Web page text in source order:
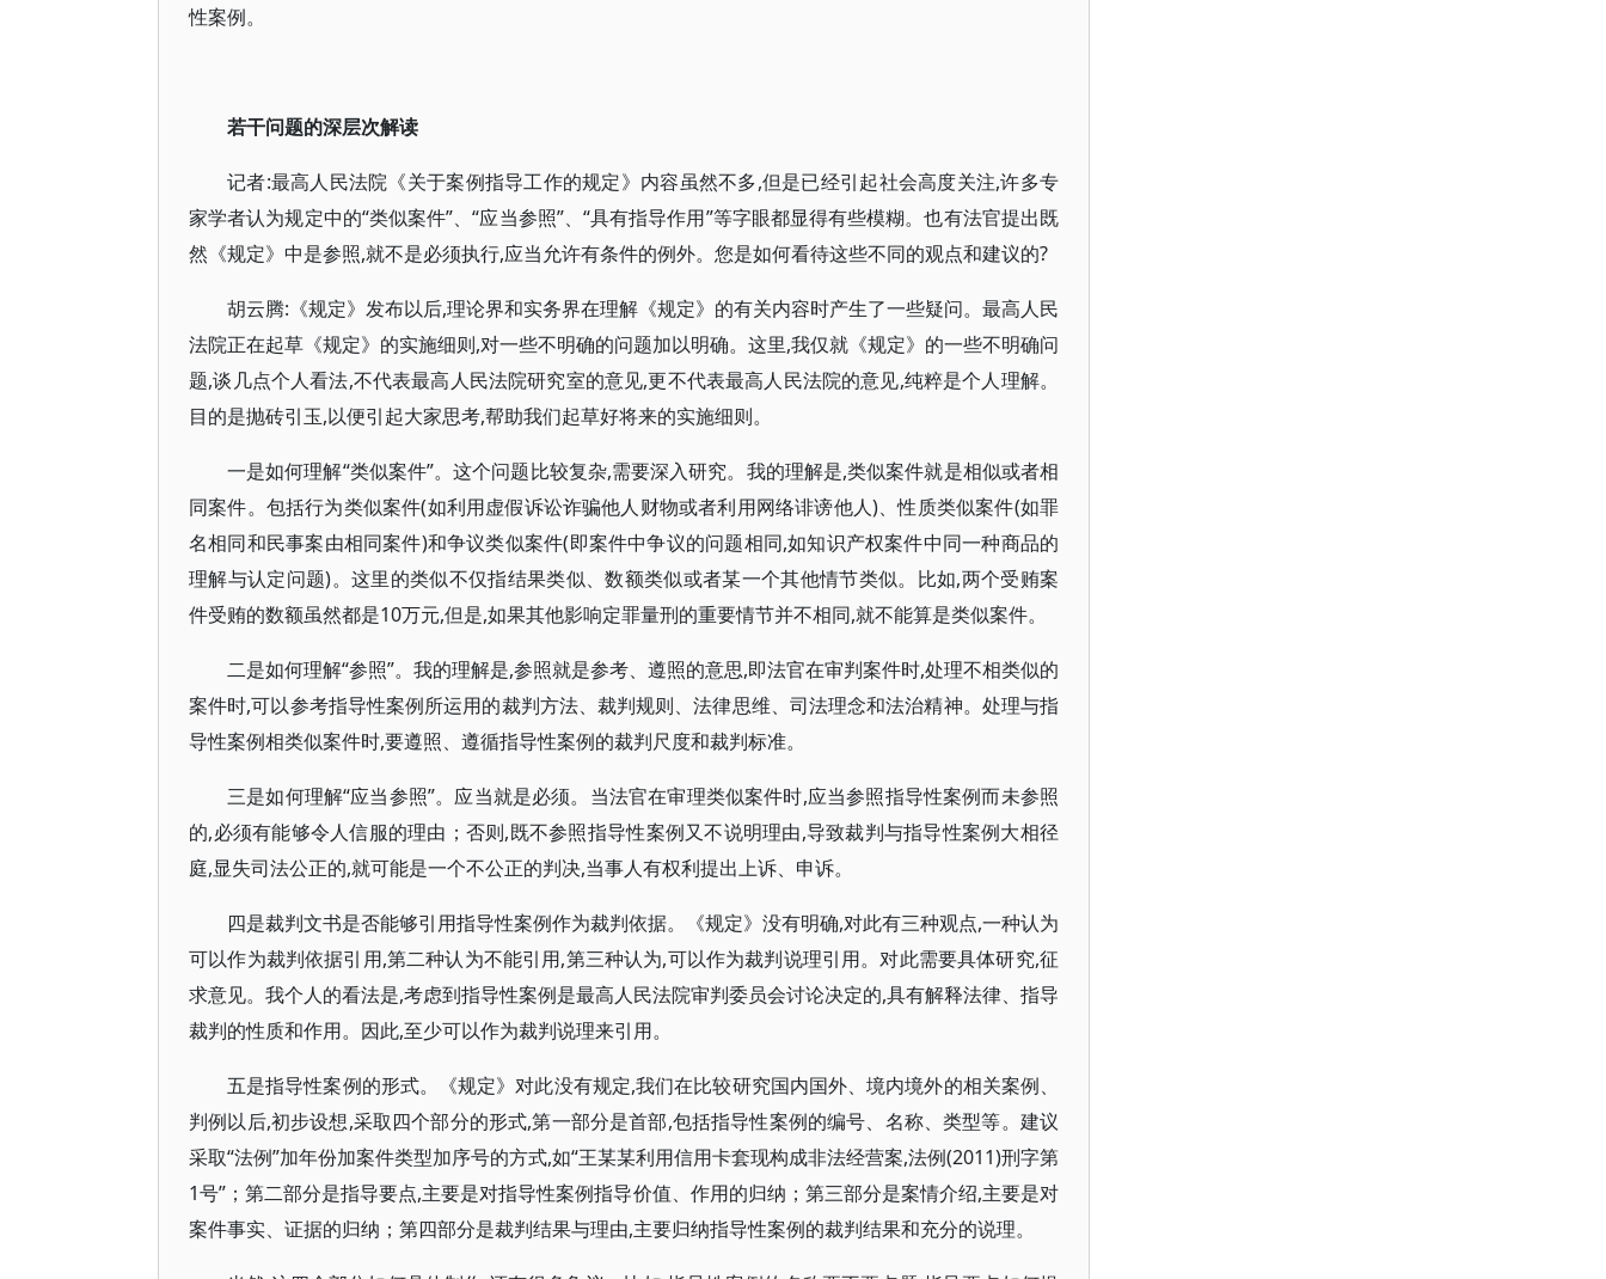
性案例。
若干问题的深层次解读
记者:最高人民法院《关于案例指导工作的规定》内容虽然不多,但是已经引起社会高度关注,许多专
家学者认为规定中的“类似案件”、“应当参照”、“具有指导作用”等字眼都显得有些模糊。也有法官提出既
然《规定》中是参照,就不是必须执行,应当允许有条件的例外。您是如何看待这些不同的观点和建议的?
胡云腾:《规定》发布以后,理论界和实务界在理解《规定》的有关内容时产生了一些疑问。最高人民
法院正在起草《规定》的实施细则,对一些不明确的问题加以明确。这里,我仅就《规定》的一些不明确问
题,谈几点个人看法,不代表最高人民法院研究室的意见,更不代表最高人民法院的意见,纯粹是个人理解。
目的是抛砖引玉,以便引起大家思考,帮助我们起草好将来的实施细则。
一是如何理解“类似案件”。这个问题比较复杂,需要深入研究。我的理解是,类似案件就是相似或者相
同案件。包括行为类似案件(如利用虚假诉讼诈骗他人财物或者利用网络诽谤他人)、性质类似案件(如罪
名相同和民事案由相同案件)和争议类似案件(即案件中争议的问题相同,如知识产权案件中同一种商品的
理解与认定问题)。这里的类似不仅指结果类似、数额类似或者某一个其他情节类似。比如,两个受贿案
件受贿的数额虽然都是10万元,但是,如果其他影响定罪量刑的重要情节并不相同,就不能算是类似案件。
二是如何理解“参照”。我的理解是,参照就是参考、遵照的意思,即法官在审判案件时,处理不相类似的
案件时,可以参考指导性案例所运用的裁判方法、裁判规则、法律思维、司法理念和法治精神。处理与指
导性案例相类似案件时,要遵照、遵循指导性案例的裁判尺度和裁判标准。
三是如何理解“应当参照”。应当就是必须。当法官在审理类似案件时,应当参照指导性案例而未参照
的,必须有能够令人信服的理由；否则,既不参照指导性案例又不说明理由,导致裁判与指导性案例大相径
庭,显失司法公正的,就可能是一个不公正的判决,当事人有权利提出上诉、申诉。
四是裁判文书是否能够引用指导性案例作为裁判依据。《规定》没有明确,对此有三种观点,一种认为
可以作为裁判依据引用,第二种认为不能引用,第三种认为,可以作为裁判说理引用。对此需要具体研究,征
求意见。我个人的看法是,考虑到指导性案例是最高人民法院审判委员会讨论决定的,具有解释法律、指导
裁判的性质和作用。因此,至少可以作为裁判说理来引用。
五是指导性案例的形式。《规定》对此没有规定,我们在比较研究国内国外、境内境外的相关案例、
判例以后,初步设想,采取四个部分的形式,第一部分是首部,包括指导性案例的编号、名称、类型等。建议
采取“法例”加年份加案件类型加序号的方式,如“王某某利用信用卡套现构成非法经营案,法例(2011)刑字第
1号”；第二部分是指导要点,主要是对指导性案例指导价值、作用的归纳；第三部分是案情介绍,主要是对
案件事实、证据的归纳；第四部分是裁判结果与理由,主要归纳指导性案例的裁判结果和充分的说理。